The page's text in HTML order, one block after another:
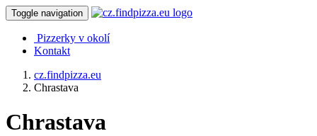
Toggle navigation
Pizzerky v okolí
Kontakt
cz.findpizza.eu
Chrastava
Chrastava